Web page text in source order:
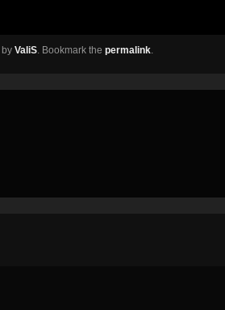
by ValiS . Bookmark the permalink